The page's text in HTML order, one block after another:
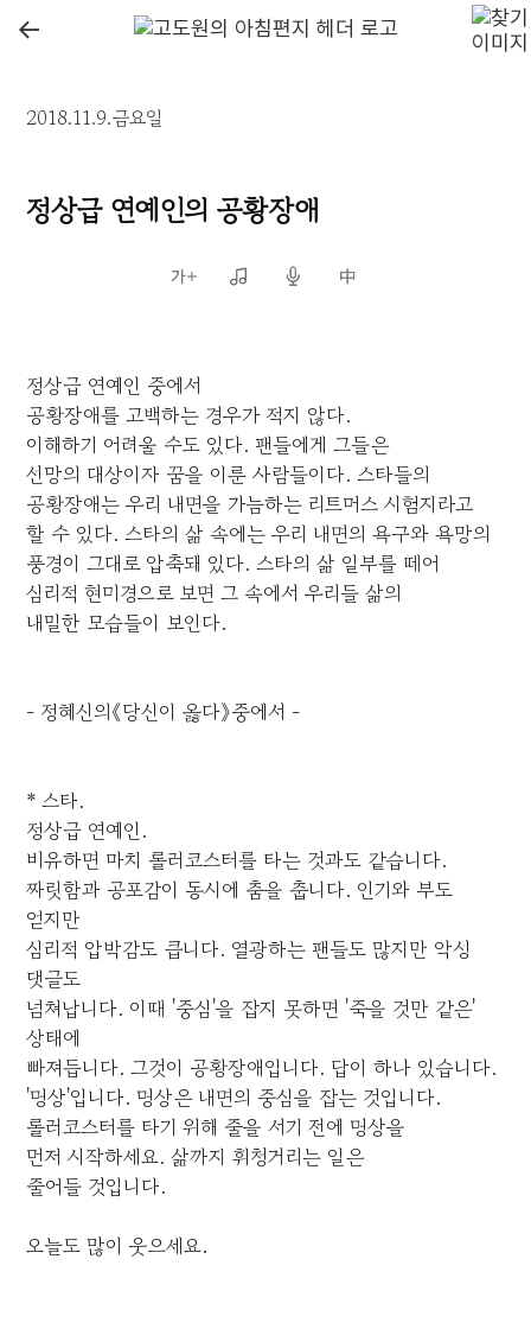
←
2018.11.9.금요일
정상급 연예인의 공황장애
정상급 연예인 중에서
공황장애를 고백하는 경우가 적지 않다.
이해하기 어려울 수도 있다. 팬들에게 그들은
선망의 대상이자 꿈을 이룬 사람들이다. 스타들의
공황장애는 우리 내면을 가늠하는 리트머스 시험지라고
할 수 있다. 스타의 삶 속에는 우리 내면의 욕구와 욕망의
풍경이 그대로 압축돼 있다. 스타의 삶 일부를 떼어
심리적 현미경으로 보면 그 속에서 우리들 삶의
내밀한 모습들이 보인다.
- 정혜신의《당신이 옳다》중에서 -
* 스타.
정상급 연예인.
비유하면 마치 롤러코스터를 타는 것과도 같습니다.
짜릿함과 공포감이 동시에 춤을 춥니다. 인기와 부도
얻지만
심리적 압박감도 큽니다. 열광하는 팬들도 많지만 악성
댓글도
넘쳐납니다. 이때 '중심'을 잡지 못하면 '죽을 것만 같은'
상태에
빠져듭니다. 그것이 공황장애입니다. 답이 하나 있습니다.
'명상'입니다. 명상은 내면의 중심을 잡는 것입니다.
롤러코스터를 타기 위해 줄을 서기 전에 명상을
먼저 시작하세요. 삶까지 휘청거리는 일은
줄어들 것입니다.
오늘도 많이 웃으세요.